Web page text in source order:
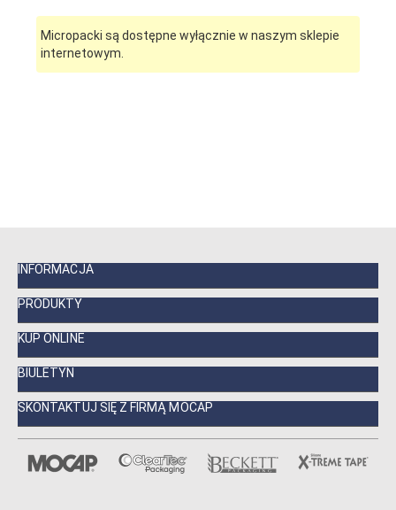
Micropacki są dostępne wyłącznie w naszym sklepie
internetowym.
INFORMACJA
PRODUKTY
KUP ONLINE
BIULETYN
SKONTAKTUJ SIĘ Z FIRMĄ MOCAP